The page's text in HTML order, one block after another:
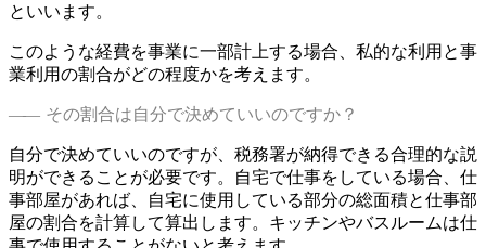
といいます。
このような経費を事業に一部計上する場合、私的な利用と事
業利用の割合がどの程度かを考えます。
その割合は自分で決めていいのですか？
自分で決めていいのですが、税務署が納得できる合理的な説
明ができることが必要です。自宅で仕事をしている場合、仕
事部屋があれば、自宅に使用している部分の総面積と仕事部
屋の割合を計算して算出します。キッチンやバスルームは仕